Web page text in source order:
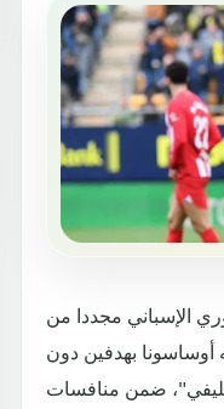
الإسباني مجددا من
أوساسونا بهدفين دون
ضمن منافسات